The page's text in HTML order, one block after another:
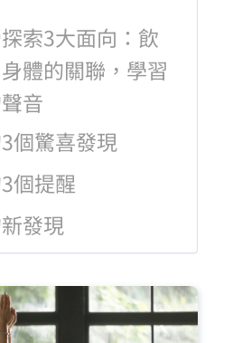
索3大面向：飲
體的關聯，學習
音
個驚喜發現
個提醒
發現